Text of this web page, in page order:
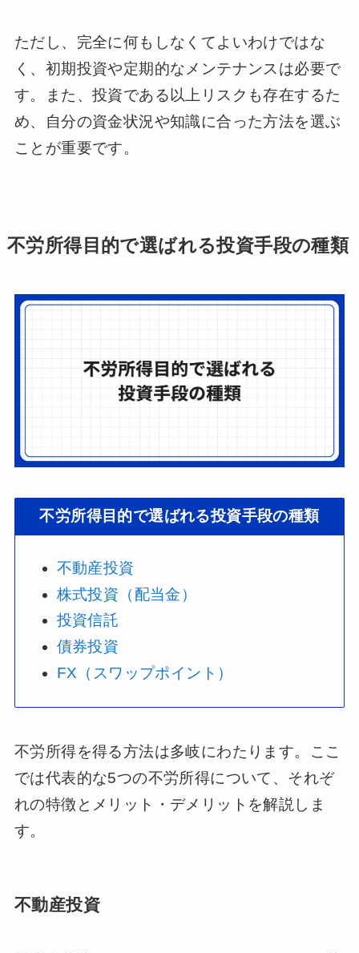
ただし、完全に何もしなくてよいわけではな
く、初期投資や定期的なメンテナンスは必要で
す。また、投資である以上リスクも存在するた
め、自分の資金状況や知識に合った方法を選ぶ
ことが重要です。
不労所得目的で選ばれる投資手段の種類
不労所得目的で選ばれる投資手段の種類
不動産投資
株式投資（配当金）
投資信託
債券投資
FX（スワップポイント）
不労所得を得る方法は多岐にわたります。ここ
では代表的な5つの不労所得について、それぞ
れの特徴とメリット・デメリットを解説しま
す。
不動産投資